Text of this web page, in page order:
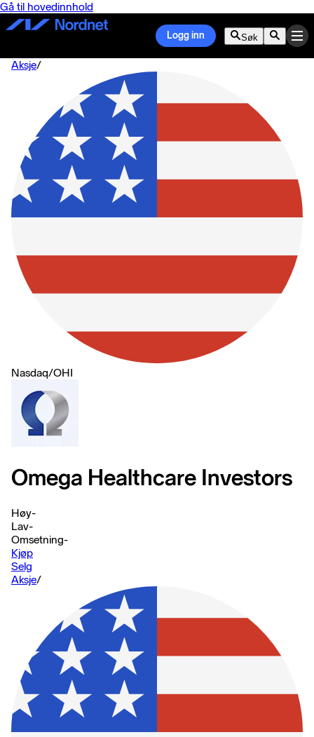
Gå til hovedinnhold
Logg inn Søk
Aksje/
Nasdaq/OHI
Omega Healthcare Investors
Høy-
Lav-
Omsetning-
Kjøp
Selg
Aksje/